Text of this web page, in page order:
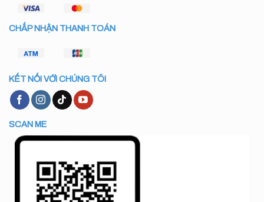
CHẤP NHẬN THANH TOÁN
KẾT NỐI VỚI CHÚNG TÔI
SCAN ME